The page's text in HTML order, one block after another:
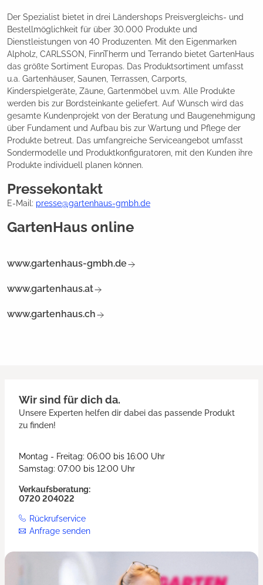
Der Spezialist bietet in drei Ländershops Preisvergleichs- und
Bestellmöglichkeit für über 30.000 Produkte und
Dienstleistungen von 40 Produzenten. Mit den Eigenmarken
Alpholz, CARLSSON, FinnTherm und Terrando bietet GartenHaus
das größte Sortiment Europas. Das Produktsortiment umfasst
u.a. Gartenhäuser, Saunen, Terrassen, Carports,
Kinderspielgeräte, Zäune, Gartenmöbel u.v.m. Alle Produkte
werden bis zur Bordsteinkante geliefert. Auf Wunsch wird das
gesamte Kundenprojekt von der Beratung und Baugenehmigung
über Fundament und Aufbau bis zur Wartung und Pflege der
Produkte betreut. Das umfangreiche Serviceangebot umfasst
Sondermodelle und Produktkonfiguratoren, mit den Kunden ihre
Produkte individuell planen können.
Pressekontakt
E-Mail: presse@gartenhaus-gmbh.de
GartenHaus online
www.gartenhaus-gmbh.de
www.gartenhaus.at
www.gartenhaus.ch
Wir sind für dich da.
Unsere Experten helfen dir dabei das passende Produkt
zu finden!
Montag - Freitag: 06:00 bis 16:00 Uhr
Samstag: 07:00 bis 12:00 Uhr
Verkaufsberatung:
0720 204022
Rückrufservice
Anfrage senden